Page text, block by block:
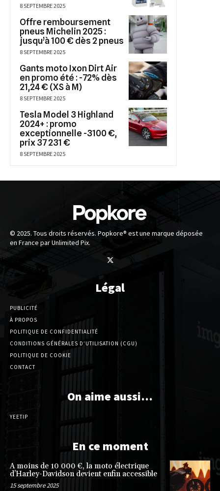
8 SEPTEMBRE 2025
Offre remboursement
pneus Michelin 2025 :
jusqu’à 100 € dès 2 pneus
8 SEPTEMBRE 2025
Gants moto Ixon Dirt Air
en promo été : -72% dès
21,24 € (XS à M)
8 SEPTEMBRE 2025
Tesla Model 3 Highland
2024+ : promo
exceptionnelle -3100 €,
prix 37 231 €
8 SEPTEMBRE 2025
© 2025. Tous droits réservés. Popkore® est une marque déposée
en France par Unlimited Pix.
Légal
PUBLICITÉ
À PROPOS
POLITIQUE DE CONFIDENTIALITÉ
CONDITIONS GÉNÉRALES D’UTILISATION (CGU)
POLITIQUE DE COOKIE
CONTACT
On aime aussi…
YEETIP
En ce moment
A moins de 10 000 €, la moto électrique
d’Harley-Davidson devient enfin accessible
15 septembre 2025